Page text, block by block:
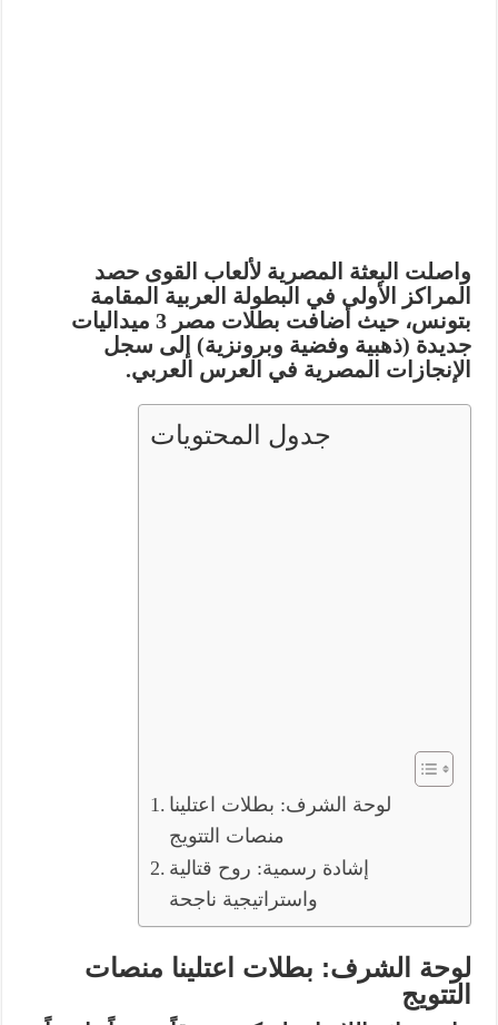
واصلت البعثة المصرية لألعاب القوى حصد
المراكز الأولى في البطولة العربية المقامة
بتونس، حيث أضافت بطلات مصر
3 ميداليات
جديدة (ذهبية وفضية وبرونزية) إلى سجل
الإنجازات المصرية في العرس العربي.
جدول المحتويات
لوحة الشرف: بطلات اعتلينا
منصات التتويج
إشادة رسمية: روح قتالية
واستراتيجية ناجحة
لوحة الشرف: بطلات اعتلينا منصات
التتويج